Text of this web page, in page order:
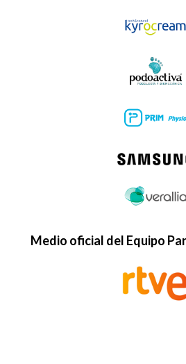
Medio oficial del Equipo